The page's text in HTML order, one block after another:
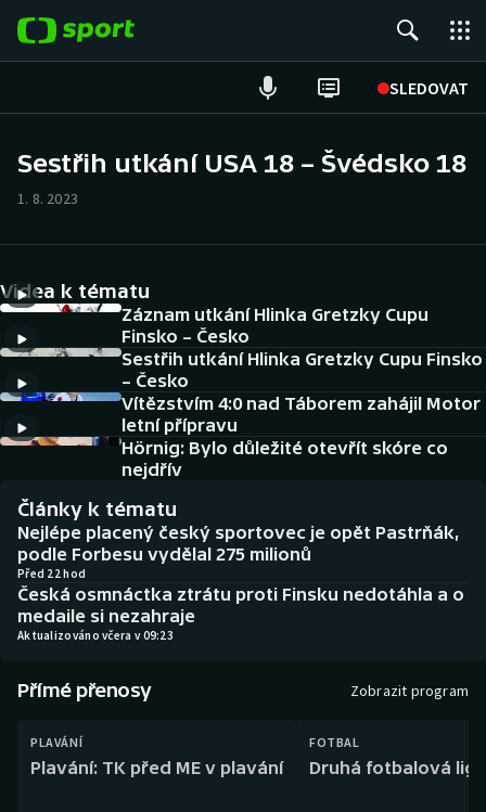
SLEDOVAT
Hokej
Tenis
Atletika
Cyklistika
DALŠÍ SPORTY
Americký fotbal
Baseball a softbal
Basketbal
Biatlon
Curling
NEPŘEHLÉDNĚTE
Soutěže
Historické návraty
Aplikace ČT sport
Sestřih utkání USA 18 – Švédsko 18
1. 8. 2023
Videa k tématu
Záznam utkání Hlinka Gretzky Cupu
Finsko – Česko
Sestřih utkání Hlinka Gretzky Cupu Finsko
– Česko
Vítězstvím 4:0 nad Táborem zahájil Motor
letní přípravu
Hörnig: Bylo důležité otevřít skóre co
nejdřív
Články k tématu
Nejlépe placený český sportovec je opět Pastrňák,
podle Forbesu vydělal 275 milionů
Před 22 hod
Česká osmnáctka ztrátu proti Finsku nedotáhla a o
medaile si nezahraje
Aktualizováno včera v 09:23
Přímé přenosy Zobrazit program
PLAVÁNÍ
Plavání: TK před ME v plavání
FOTBAL
Druhá fotbalová